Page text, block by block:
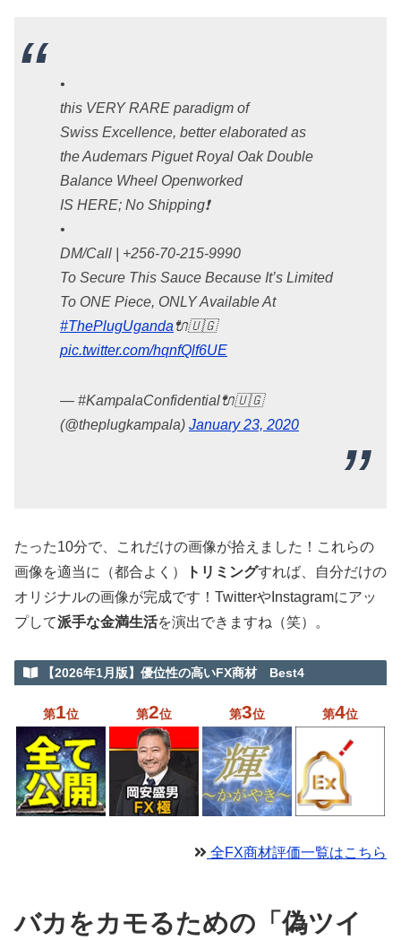
•
this VERY RARE paradigm of
Swiss Excellence, better elaborated as
the Audemars Piguet Royal Oak Double
Balance Wheel Openworked
IS HERE; No Shipping❗️
•
DM/Call | +256-70-215-9990
To Secure This Sauce Because It’s Limited
To ONE Piece, ONLY Available At
#ThePlugUganda 🔌🇺🇬
pic.twitter.com/hqnfQlf6UE
— #KampalaConfidential🔌🇺🇬
(@theplugkampala) January 23, 2020
たった10分で、これだけの画像が拾えました！これらの
画像を適当に（都合よく）
トリミングすれば、自分だけの
オリジナルの画像が完成です！TwitterやInstagramにアッ
プして派手な金満生活を演出できますね（笑）。
【2026年1月版】優位性の高いFX商材 Best4
第1位 第2位 第3位 第4位
全FX商材評価一覧はこちら
バカをカモるための「偽ツイ